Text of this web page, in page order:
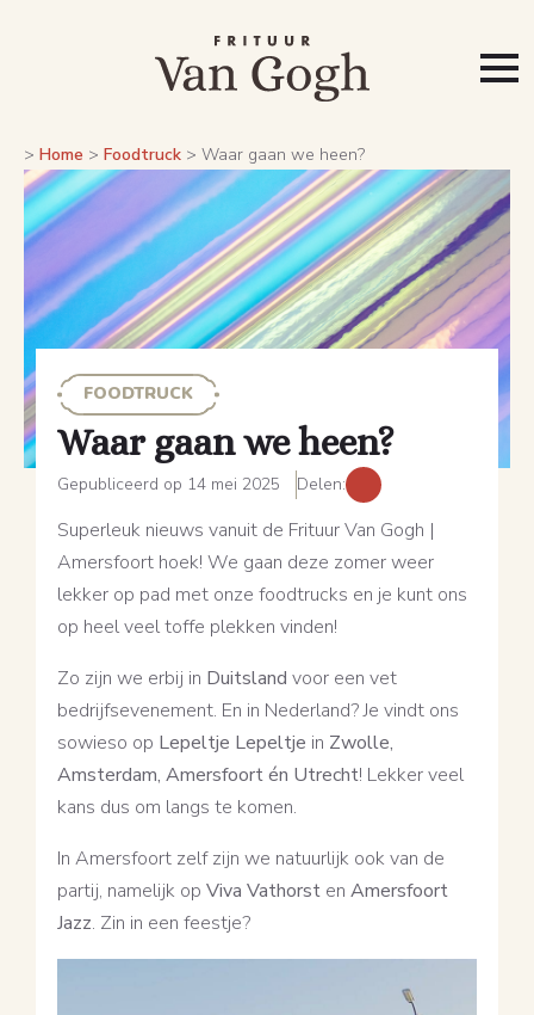
> Home > Foodtruck > Waar gaan we heen?
FOODTRUCK
Waar gaan we heen?
Gepubliceerd op 14 mei 2025 Delen:
Superleuk nieuws vanuit de Frituur Van Gogh |
Amersfoort hoek! We gaan deze zomer weer
lekker op pad met onze foodtrucks en je kunt ons
op heel veel toffe plekken vinden!
Zo zijn we erbij in Duitsland voor een vet
bedrijfsevenement. En in Nederland? Je vindt ons
sowieso op Lepeltje Lepeltje in Zwolle,
Amsterdam, Amersfoort én Utrecht! Lekker veel
kans dus om langs te komen.
In Amersfoort zelf zijn we natuurlijk ook van de
partij, namelijk opViva Vathorst enAmersfoort
Jazz. Zin in een feestje?